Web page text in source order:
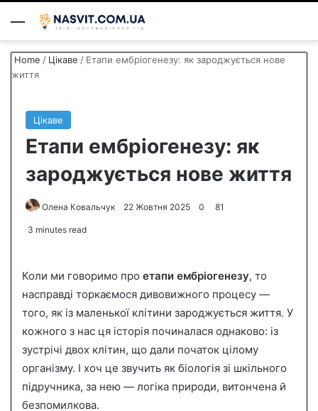
Menu
Home / Цікаве / Етапи ембріогенезу: як зароджується нове
життя
Цікаве
Етапи ембріогенезу: як
зароджується нове життя
Олена Ковальчук
a
n
e
m
22 Жовтня 2025 0 81
3 minutes read
Коли ми говоримо про етапи ембріогенезу, то
насправді торкаємося дивовижного процесу —
того, як із маленької клітини зароджується життя. У
кожного з нас ця історія починалася однаково: із
зустрічі двох клітин, що дали початок цілому
організму. І хоч це звучить як біологія зі шкільного
підручника, за нею — логіка природи, витончена й
безпомилкова.